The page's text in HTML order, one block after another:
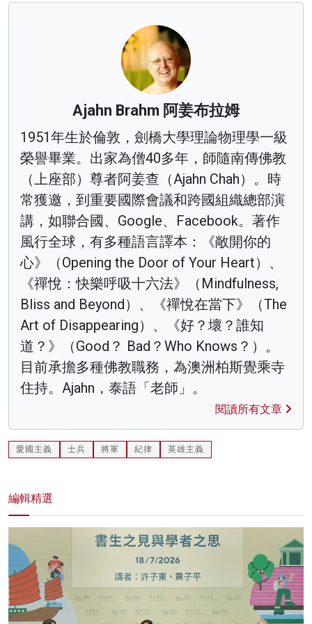
Ajahn Brahm 阿姜布拉姆
1951年生於倫敦，劍橋大學理論物理學一級
榮譽畢業。出家為僧40多年，師隨南傳佛教
（上座部）尊者阿姜查（Ajahn Chah）。時
常獲邀，到重要國際會議和跨國組織總部演
講，如聯合國、Google、Facebook。著作
風行全球，有多種語言譯本：《敞開你的
心》（Opening the Door of Your Heart）、
《禪悅：快樂呼吸十六法》（Mindfulness,
Bliss and Beyond）、《禪悅在當下》（The
Art of Disappearing）、《好？壞？誰知
道？》（Good？ Bad？Who Knows？）。
目前承擔多種佛教職務，為澳洲柏斯覺乘寺
住持。Ajahn，泰語「老師」。
閱讀所有文章
愛國主義 士兵 將軍 紀律 英雄主義
編輯精選